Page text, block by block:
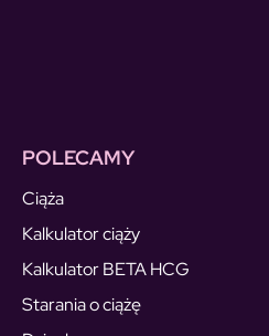
POLECAMY
Ciąża
Kalkulator ciąży
Kalkulator BETA HCG
Starania o ciążę